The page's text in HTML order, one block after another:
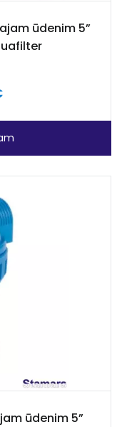
ūdenim 5”
ūdenim 5”